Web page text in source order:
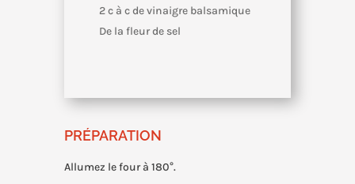
2 c à c de vinaigre balsamique
De la fleur de sel
PRÉPARATION
Allumez le four à 180°.